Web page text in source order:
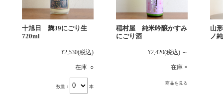
十旭日 麹39にごり生
720ml
¥2,530(税込)
在庫 ○
数量： 本
稲村屋 純米吟醸かすみ
にごり酒
¥2,420(税込) ～
在庫 ×
商品を見る
山
ノ